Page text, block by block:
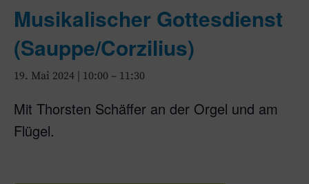
Musikalischer Gottesdienst
(Sauppe/Corzilius)
19. Mai 2024 | 10:00 – 11:30
Mit Thorsten Schäffer an der Orgel und am
Flügel.